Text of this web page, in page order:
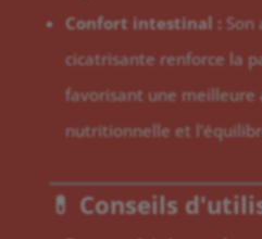
Confort intestinal : Son
cicatrisante renforce la
favorisant une meilleure
nutritionnelle et
💊 Conseils